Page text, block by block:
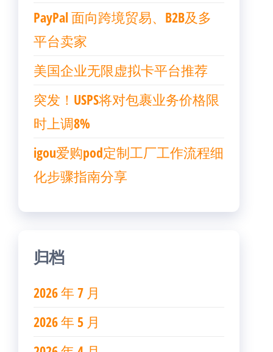
PayPal 面向跨境贸易、B2B及多
平台卖家
美国企业无限虚拟卡平台推荐
突发！USPS将对包裹业务价格限
时上调8%
igou爱购pod定制工厂工作流程细
化步骤指南分享
归档
2026 年 7 月
2026 年 5 月